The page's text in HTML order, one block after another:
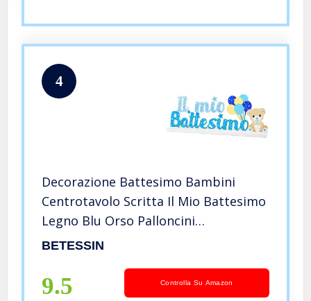
4
Decorazione Battesimo Bambini
Centrotavolo Scritta Il Mio Battesimo
Legno Blu Orso Palloncini
Decorazione Tavolo Festa
Battesimo Baby Shower
BETESSIN
9.5 Controlla Su Amazon